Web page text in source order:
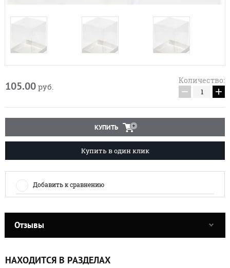
105.00 руб.
Количество:
− +
КУПИТЬ
Купить в один клик
Добавить к сравнению
Отзывы
НАХОДИТСЯ В РАЗДЕЛАХ